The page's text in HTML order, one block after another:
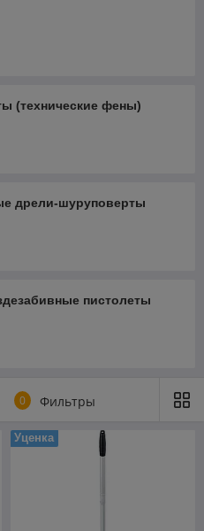
(технические фены)
дрели-шуруповерты
пистолеты
0 Фильтры
Уценка